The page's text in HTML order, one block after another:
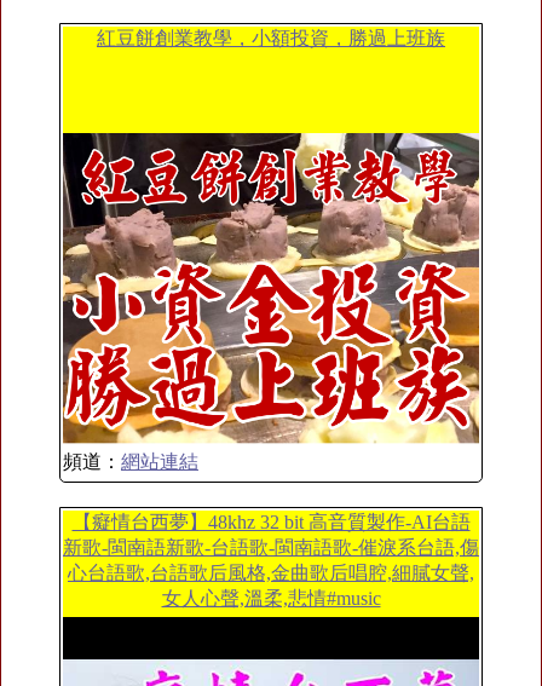
紅豆餅創業教學，小額投資，勝過上班族
頻道： 網站連結
【癡情台西夢】48khz 32 bit 高音質製作-AI台語
新歌-閩南語新歌-台語歌-閩南語歌-催淚系台語,傷
心台語歌,台語歌后風格,金曲歌后唱腔,細膩女聲,
女人心聲,溫柔,悲情#music